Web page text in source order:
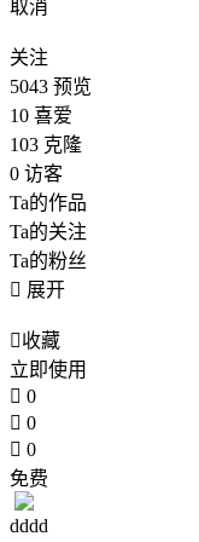
取消
关注
5043 预览
10 喜爱
103 克隆
0 访客
Ta的作品
Ta的关注
Ta的粉丝
 展开
收藏
立即使用
 0
 0
 0
免费
dddd